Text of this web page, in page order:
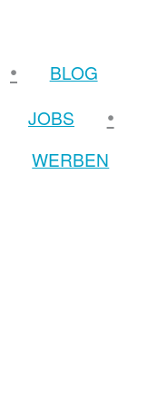
•
BLOG
JOBS •
WERBEN